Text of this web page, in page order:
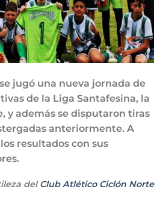
jugó una nueva jornada de
de la Liga Santafesina, la
y además se disputaron tiras
anteriormente. A
resultados con sus
delClub Atlético Ciclón Norte